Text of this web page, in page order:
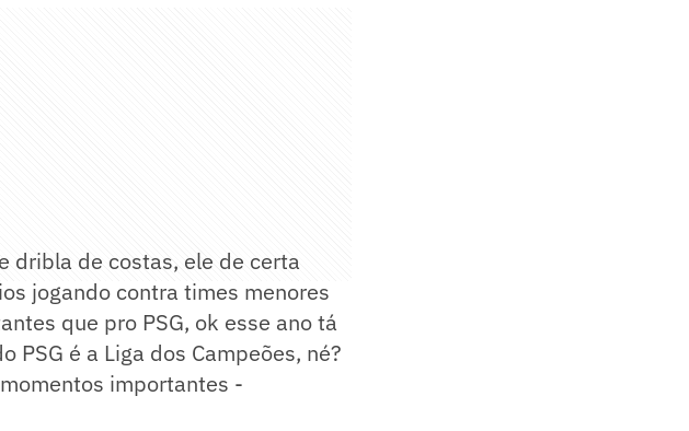
dribla de costas, ele de certa
jogando contra times menores
que pro PSG, ok esse ano tá
PSG é a Liga dos Campeões, né?
importantes -